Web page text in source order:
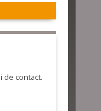
de contact.